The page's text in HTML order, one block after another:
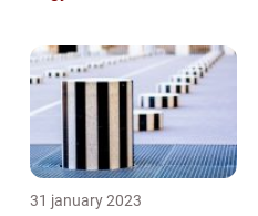
31 january 2023